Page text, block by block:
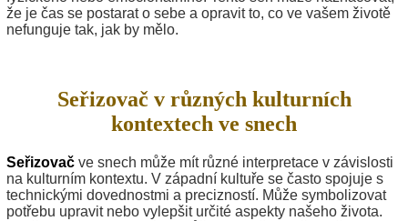
že je čas se postarat o sebe a opravit to, co ve vašem životě
nefunguje tak, jak by mělo.
Seřizovač v různých kulturních
kontextech ve snech
Seřizovač ve snech může mít různé interpretace v závislosti
na kulturním kontextu. V západní kultuře se často spojuje s
technickými dovednostmi a precizností. Může symbolizovat
potřebu upravit nebo vylepšit určité aspekty našeho života.